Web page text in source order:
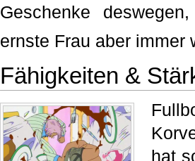
Geschenke
ernste Frau aber immer
Fähigkeiten &
hat